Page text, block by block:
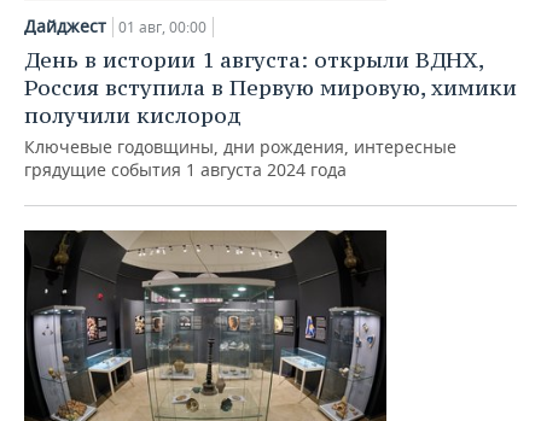
Дайджест 01 авг, 00:00
День в истории 1 августа: открыли ВДНХ,
Россия вступила в Первую мировую, химики
получили кислород
Ключевые годовщины, дни рождения, интересные
грядущие события 1 августа 2024 года